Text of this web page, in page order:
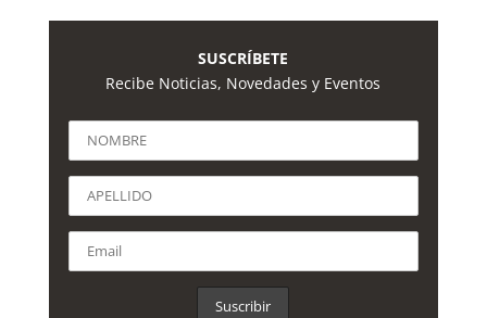
SUSCRÍBETE
Recibe Noticias, Novedades y Eventos